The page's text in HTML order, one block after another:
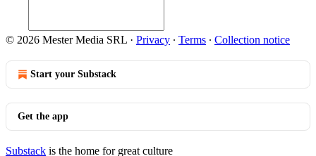
© 2026 Mester Media SRL · Privacy ∙ Terms ∙ Collection notice
Start your Substack
Get the app
Substack is the home for great culture